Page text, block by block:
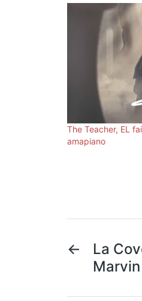
The Teacher, EL
amapiano
←
La